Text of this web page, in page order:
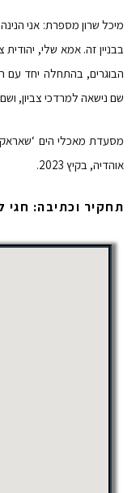
מיכל שרון מספרת: אני
בבניין זה. אמא שלי,
שם נישאה למרדכי צביון, ושם
מסעדת מאכלי הים
אוהדיה, בקיץ 2023.
תחקיר וכתיבה: חגי